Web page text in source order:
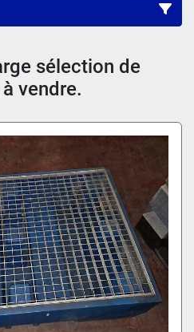
par sélection de
vendre.